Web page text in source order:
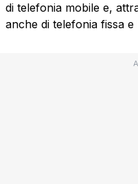
di telefonia mobile e,
anche di telefonia fissa e